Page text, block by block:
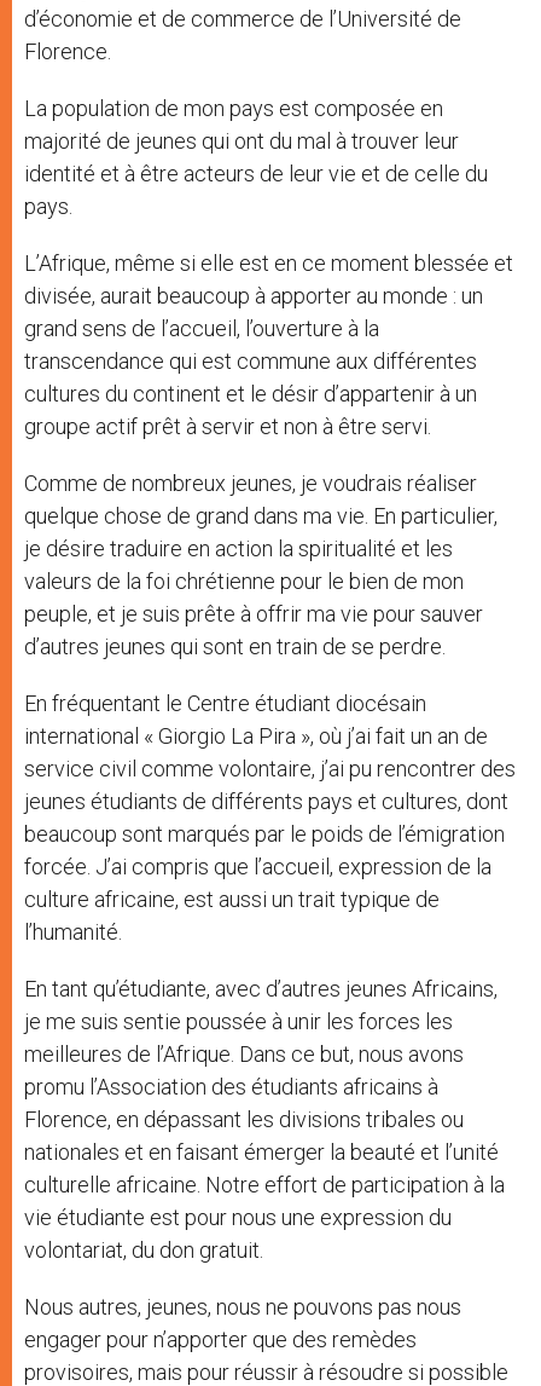
d’économie et de commerce de l’Université de
Florence.
La population de mon pays est composée en
majorité de jeunes qui ont du mal à trouver leur
identité et à être acteurs de leur vie et de celle du
pays.
L’Afrique, même si elle est en ce moment blessée et
divisée, aurait beaucoup à apporter au monde : un
grand sens de l’accueil, l’ouverture à la
transcendance qui est commune aux différentes
cultures du continent et le désir d’appartenir à un
groupe actif prêt à servir et non à être servi.
Comme de nombreux jeunes, je voudrais réaliser
quelque chose de grand dans ma vie. En particulier,
je désire traduire en action la spiritualité et les
valeurs de la foi chrétienne pour le bien de mon
peuple, et je suis prête à offrir ma vie pour sauver
d’autres jeunes qui sont en train de se perdre.
En fréquentant le Centre étudiant diocésain
international « Giorgio La Pira », où j’ai fait un an de
service civil comme volontaire, j’ai pu rencontrer des
jeunes étudiants de différents pays et cultures, dont
beaucoup sont marqués par le poids de l’émigration
forcée. J’ai compris que l’accueil, expression de la
culture africaine, est aussi un trait typique de
l’humanité.
En tant qu’étudiante, avec d’autres jeunes Africains,
je me suis sentie poussée à unir les forces les
meilleures de l’Afrique. Dans ce but, nous avons
promu l’Association des étudiants africains à
Florence, en dépassant les divisions tribales ou
nationales et en faisant émerger la beauté et l’unité
culturelle africaine. Notre effort de participation à la
vie étudiante est pour nous une expression du
volontariat, du don gratuit.
Nous autres, jeunes, nous ne pouvons pas nous
engager pour n’apporter que des remèdes
provisoires, mais pour réussir à résoudre si possible